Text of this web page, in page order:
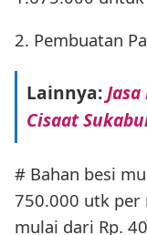
2. Pembuatan
Lainnya:
Cisaat
# Bahan besi
750.000 utk per
mulai dari Rp.